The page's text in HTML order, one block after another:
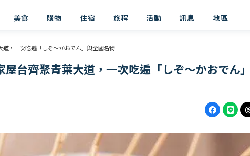
美食 購物 住宿 旅程 活動 訊息 地區
，一次吃遍「しぞ〜かおでん」與全國名物
台齊聚青葉大道，一次吃遍「しぞ〜かおでん